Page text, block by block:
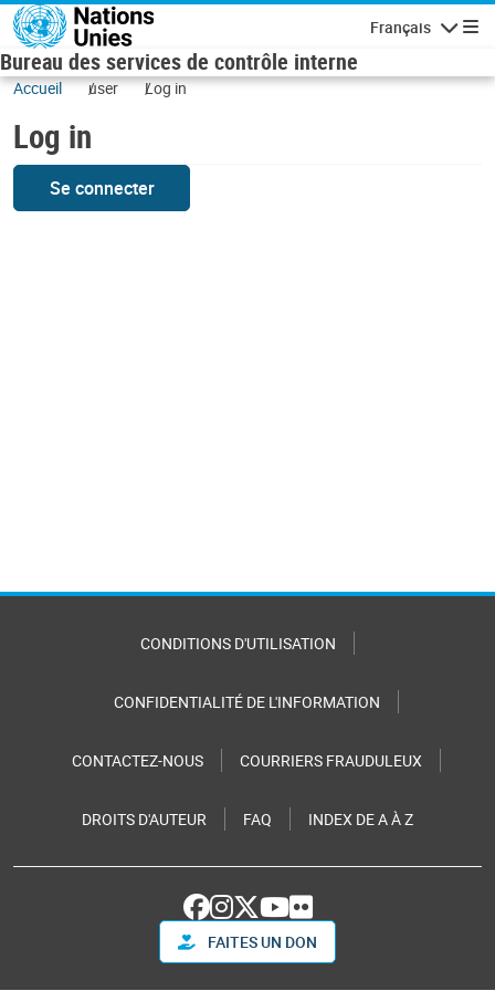
Skip to main content
Français
Bureau des services de contrôle interne
Accueil user Log in
Log in
Se connecter
CONDITIONS D'UTILISATION
CONFIDENTIALITÉ DE L'INFORMATION
CONTACTEZ-NOUS COURRIERS FRAUDULEUX
DROITS D'AUTEUR FAQ INDEX DE A À Z
FAITES UN DON